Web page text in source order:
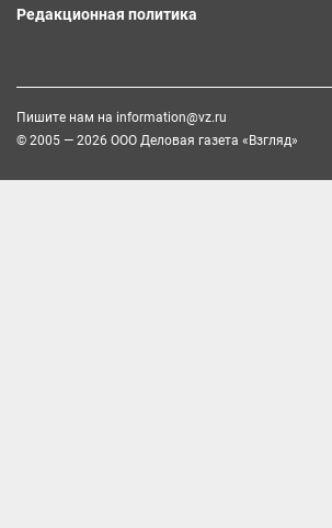
Редакционная политика
Пишите нам на information@vz.ru
© 2005 — 2026 ООО Деловая газета «Взгляд»